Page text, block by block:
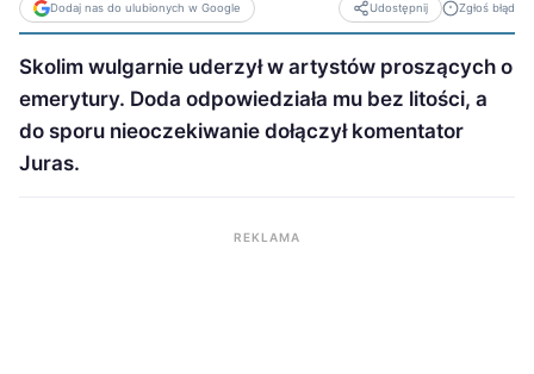
Dodaj nas do ulubionych w Google Udostępnij Zgłoś błąd
Skolim wulgarnie uderzył w artystów proszących o
emerytury. Doda odpowiedziała mu bez litości, a
do sporu nieoczekiwanie dołączył komentator
Juras.
REKLAMA